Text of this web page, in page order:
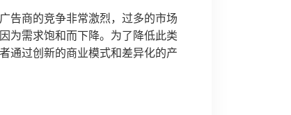
告商的竞争非常激烈，过多的市场
为需求饱和而下降。为了降低此类
通过创新的商业模式和差异化的产